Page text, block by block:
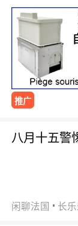
推广
八月十五警
闲聊法国